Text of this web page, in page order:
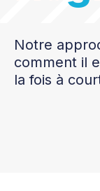
Notre
comment il
la fois à